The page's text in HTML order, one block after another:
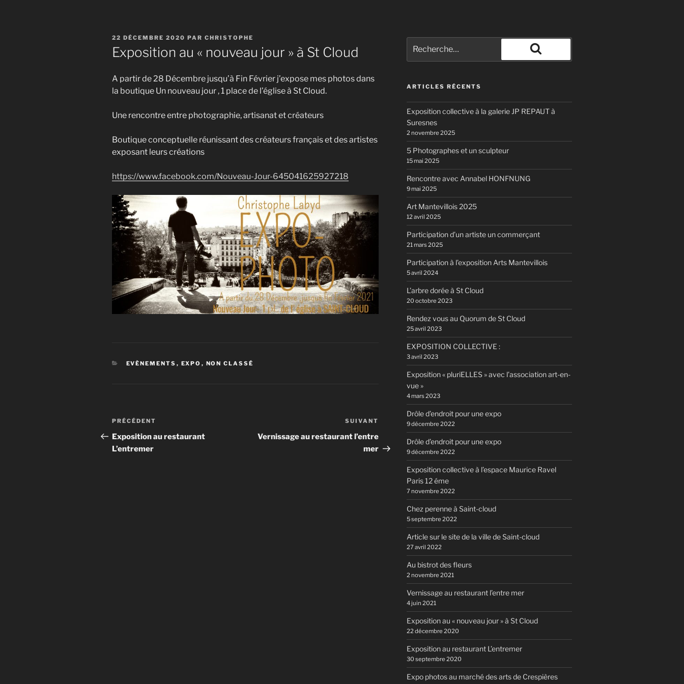
PUBLIÉ
LE
22 DÉCEMBRE 2020 PAR CHRISTOPHE
Exposition au « nouveau jour » à St Cloud
A partir de 28 Décembre jusqu’à Fin Février j’expose mes photos dans
la boutique Un nouveau jour , 1 place de l’église à St Cloud.
Une rencontre entre photographie, artisanat et créateurs
Boutique conceptuelle réunissant des créateurs français et des artistes
exposant leurs créations
https://www.facebook.com/Nouveau-Jour-645041625927218
CATÉGORIES
EVÈNEMENTS , EXPO , NON CLASSÉ
Navigation
de
l’article
Article
précédent
PRÉCÉDENT
Exposition au restaurant
L’entremer
suivant
SUIVANT
Vernissage au restaurant l’entre
mer
pour
:
Recherche
ARTICLES RÉCENTS
Exposition collective à la galerie JP REPAUT à
Suresnes
2 novembre 2025
5 Photographes et un sculpteur
15 mai 2025
Rencontre avec Annabel HONFNUNG
9 mai 2025
Art Mantevillois 2025
12 avril 2025
Participation d’un artiste un commerçant
21 mars 2025
Participation à l’exposition Arts Mantevillois
5 avril 2024
L’arbre dorée à St Cloud
20 octobre 2023
Rendez vous au Quorum de St Cloud
25 avril 2023
EXPOSITION COLLECTIVE :
3 avril 2023
Exposition « pluriELLES » avec l’association art-en-
vue »
4 mars 2023
Drôle d’endroit pour une expo
9 décembre 2022
Drôle d’endroit pour une expo
9 décembre 2022
Exposition collective à l’espace Maurice Ravel
Paris 12 éme
7 novembre 2022
Chez perenne à Saint-cloud
5 septembre 2022
Article sur le site de la ville de Saint-cloud
27 avril 2022
Au bistrot des fleurs
2 novembre 2021
Vernissage au restaurant l’entre mer
4 juin 2021
Exposition au « nouveau jour » à St Cloud
22 décembre 2020
Exposition au restaurant L’entremer
30 septembre 2020
Expo photos au marché des arts de Crespières